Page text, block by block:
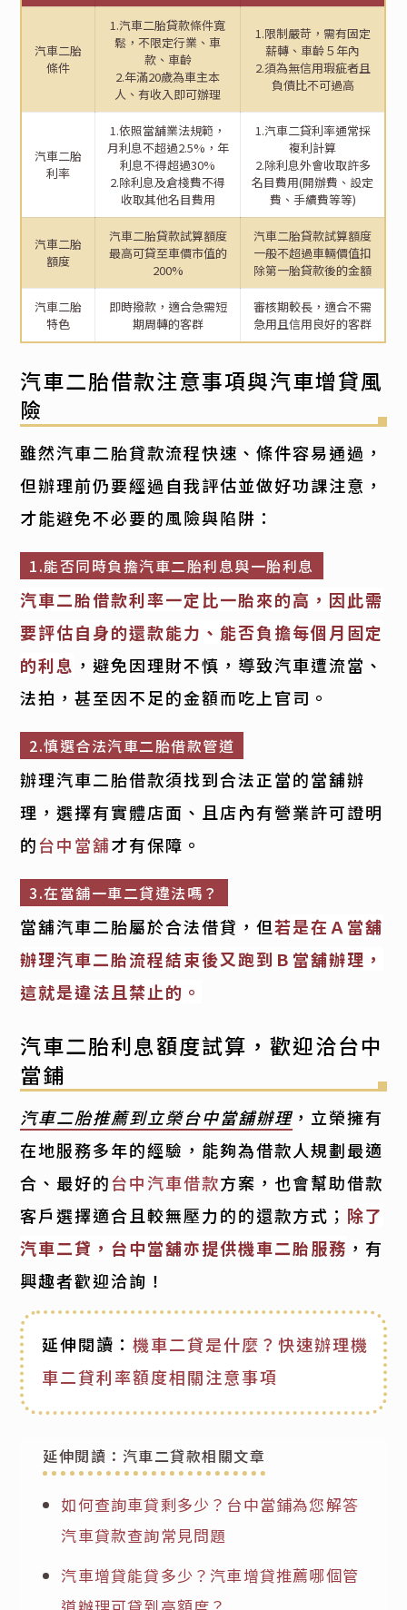
汽車二胎
條件
1.汽車二胎貸款條件寬
鬆，不限定行業、車
款、車齡
2.年滿20歲為車主本
人、有收入即可辦理
1.限制嚴苛，需有固定
薪轉、車齡５年內
2.須為無信用瑕疵者且
負債比不可過高
汽車二胎
利率
1.依照當舖業法規範，
月利息不超過2.5%，年
利息不得超過30%
2.除利息及倉棧費不得
收取其他名目費用
1.汽車二貸利率通常採
複利計算
2.除利息外會收取許多
名目費用(開辦費、設定
費、手續費等等)
汽車二胎
額度
汽車二胎貸款試算額度
最高可貸至車價市值的
200%
汽車二胎貸款試算額度
一般不超過車輛價值扣
除第一胎貸款後的金額
汽車二胎
特色
即時撥款，適合急需短
期周轉的客群
審核期較長，適合不需
急用且信用良好的客群
汽車二胎借款注意事項與汽車增貸風
險
雖然汽車二胎貸款流程快速、條件容易通過，
但辦理前仍要經過自我評估並做好功課注意，
才能避免不必要的風險與陷阱：
1.能否同時負擔汽車二胎利息與一胎利息
汽車二胎借款利率一定比一胎來的高，因此需
要評估自身的還款能力、能否負擔每個月固定
的利息 ，避免因理財不慎，導致汽車遭流當、
法拍，甚至因不足的金額而吃上官司。
2.慎選合法汽車二胎借款管道
辦理汽車二胎借款須找到合法正當的當舖辦
理，選擇有實體店面、且店內有營業許可證明
的台中當舖才有保障。
3.在當舖一車二貸違法嗎？
當舖汽車二胎屬於合法借貸，但若是在Ａ當舖
辦理汽車二胎流程結束後又跑到Ｂ當舖辦理，
這就是違法且禁止的。
汽車二胎利息額度試算，歡迎洽台中
當鋪
汽車二胎推薦到立榮台中當舖辦理 ，立榮擁有
在地服務多年的經驗，能夠為借款人規劃最適
合、最好的台中汽車借款方案，也會幫助借款
客戶選擇適合且較無壓力的的還款方式； 除了
汽車二貸，台中當舖亦提供機車二胎服務 ，有
興趣者歡迎洽詢！
延伸閱讀：機車二貸是什麼？快速辦理機
車二貸利率額度相關注意事項
延伸閱讀：汽車二貸款相關文章
如何查詢車貸剩多少？台中當鋪為您解答
汽車貸款查詢常見問題
汽車增貸能貸多少？汽車增貸推薦哪個管